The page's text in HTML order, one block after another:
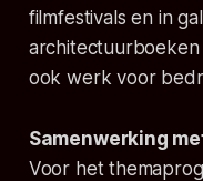
filmfestivals en in
architectuurboeken
ook werk voor
Samenwerking
Voor het